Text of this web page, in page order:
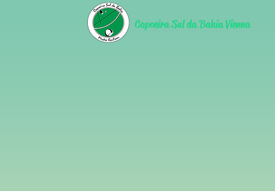
Capoeira Sul da Bahia Vienna